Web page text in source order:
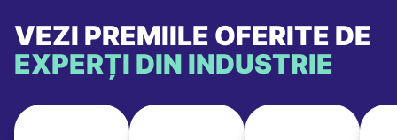
VEZI PREMIILE OFERITE DE
EXPERȚI DIN INDUSTRIE